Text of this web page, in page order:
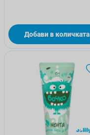
Добави в количката